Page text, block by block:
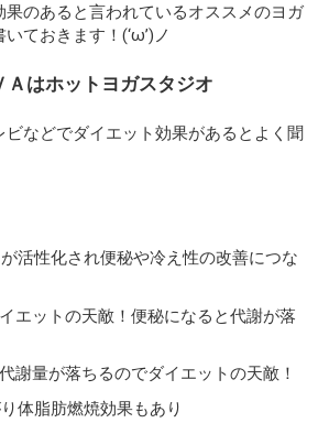
果のあると言われているオススメのヨガ
ておきます！(‘ω’)ノ
Ａはホットヨガスタジオ
ビなどでダイエット効果があるとよく聞
活性化され便秘や冷え性の改善につな
エットの天敵！便秘になると代謝が落
謝量が落ちるのでダイエットの天敵！
体脂肪燃焼効果もあり